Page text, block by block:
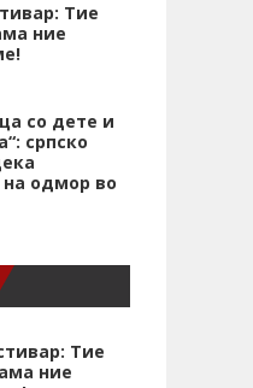
Тие
ние
со дете и
српско
одмор во
Тие
ние